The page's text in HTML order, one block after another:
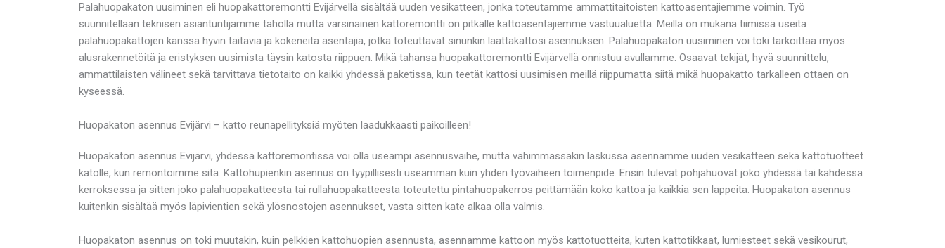
Palahuopakaton uusiminen eli huopakattoremontti Evijärvellä sisältää uuden vesikatteen, jonka toteutamme ammattitaitoisten kattoasentajiemme voimin. Työ
suunnitellaan teknisen asiantuntijamme taholla mutta varsinainen kattoremontti on pitkälle kattoasentajiemme vastuualuetta. Meillä on mukana tiimissä useita
palahuopakattojen kanssa hyvin taitavia ja kokeneita asentajia, jotka toteuttavat sinunkin laattakattosi asennuksen. Palahuopakaton uusiminen voi toki tarkoittaa myös
alusrakennetöitä ja eristyksen uusimista täysin katosta riippuen. Mikä tahansa huopakattoremontti Evijärvellä onnistuu avullamme. Osaavat tekijät, hyvä suunnittelu,
ammattilaisten välineet sekä tarvittava tietotaito on kaikki yhdessä paketissa, kun teetät kattosi uusimisen meillä riippumatta siitä mikä huopakatto tarkalleen ottaen on
kyseessä.
Huopakaton asennus Evijärvi – katto reunapellityksiä myöten laadukkaasti paikoilleen!
Huopakaton asennus Evijärvi, yhdessä kattoremontissa voi olla useampi asennusvaihe, mutta vähimmässäkin laskussa asennamme uuden vesikatteen sekä kattotuotteet
katolle, kun remontoimme sitä. Kattohupienkin asennus on tyypillisesti useamman kuin yhden työvaiheen toimenpide. Ensin tulevat pohjahuovat joko yhdessä tai kahdessa
kerroksessa ja sitten joko palahuopakatteesta tai rullahuopakatteesta toteutettu pintahuopakerros peittämään koko kattoa ja kaikkia sen lappeita. Huopakaton asennus
kuitenkin sisältää myös läpivientien sekä ylösnostojen asennukset, vasta sitten kate alkaa olla valmis.
Huopakaton asennus on toki muutakin, kuin pelkkien kattohuopien asennusta, asennamme kattoon myös kattotuotteita, kuten kattotikkaat, lumiesteet sekä vesikourut,